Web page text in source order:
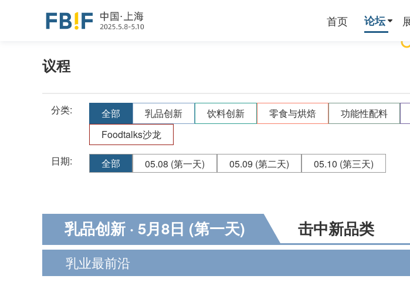
首页 论坛
议程
分类: 全部 乳品创新 饮料创新 零食与烘焙 功能性配料
Foodtalks沙龙
日期:
全部 05.08 (第一天) 05.09 (第二天) 05.10 (第三天)
乳品创新 · 5月8日 (第一天) 击中新品类
乳业最前沿